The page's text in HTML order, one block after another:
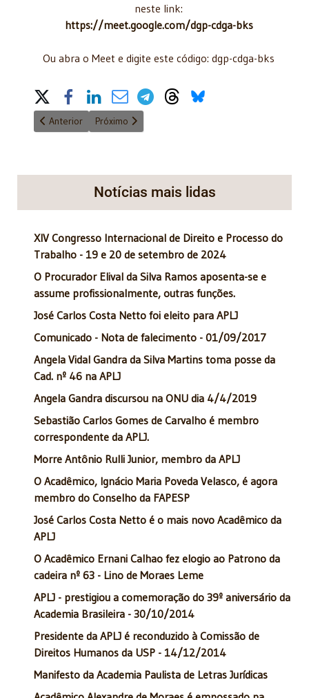
neste link:
https://meet.google.com/dgp-cdga-bks
Ou abra o Meet e digite este código: dgp-cdga-bks
Share on Social Media
Artigo anterior: Lançamento do livro: "O Juiz na Audiência" -
Anterior Próximo artigo: Convite: - 2/3/2023 - LIVE sobre:
Próximo
Notícias mais lidas
XIV Congresso Internacional de Direito e Processo do
Trabalho - 19 e 20 de setembro de 2024
O Procurador Elival da Silva Ramos aposenta-se e
assume profissionalmente, outras funções.
José Carlos Costa Netto foi eleito para APLJ
Comunicado - Nota de falecimento - 01/09/2017
Angela Vidal Gandra da Silva Martins toma posse da
Cad. nº 46 na APLJ
Angela Gandra discursou na ONU dia 4/4/2019
Sebastião Carlos Gomes de Carvalho é membro
correspondente da APLJ.
Morre Antônio Rulli Junior, membro da APLJ
O Acadêmico, Ignácio Maria Poveda Velasco, é agora
membro do Conselho da FAPESP
José Carlos Costa Netto é o mais novo Acadêmico da
APLJ
O Acadêmico Ernani Calhao fez elogio ao Patrono da
cadeira nº 63 - Lino de Moraes Leme
APLJ - prestigiou a comemoração do 39º aniversário da
Academia Brasileira - 30/10/2014
Presidente da APLJ é reconduzido à Comissão de
Direitos Humanos da USP - 14/12/2014
Manifesto da Academia Paulista de Letras Jurídicas